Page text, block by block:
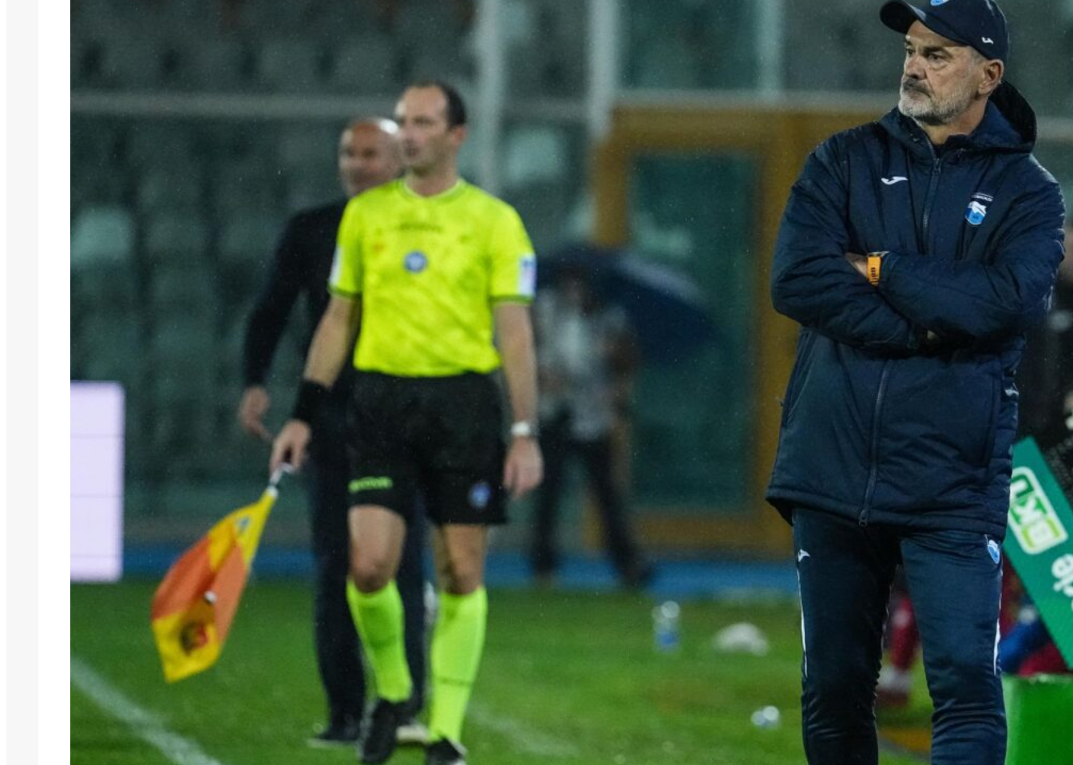
Ripescaggio in Serie B per il Bari: la
speranza è legata alla crisi della Juve
28 Maggio 2026
Futuro Bari, Leccese a De Laurentiis:
“Serve un piano industriale serio,
non siamo una seconda squadra”
27 Maggio 2026